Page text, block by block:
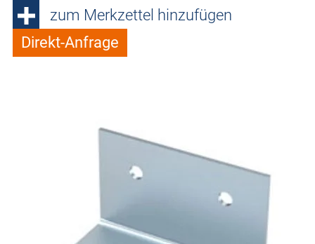
zum Merkzettel hinzufügen
Direkt-Anfrage